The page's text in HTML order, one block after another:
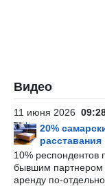
Видео
11 июня 2026
20%
расставания
10% респондентов
бывшим партнером
аренду по-